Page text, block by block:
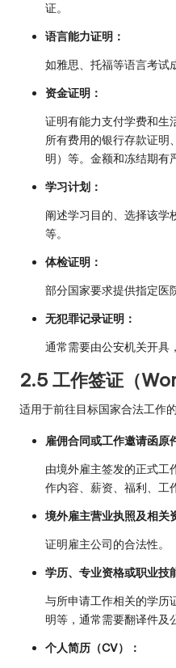
证。
语言能力证明：
如雅思、托福等语言考试
资金证明：
证明有能力支付学费和生
所有费用的银行存款证明
明）等。金额和冻结期有
学习计划：
阐述学习目的、选择该学
等。
体检证明：
部分国家要求提供指定医
无犯罪记录证明：
通常需要由公安机关开具
2.5 工作签证（
适用于前往目标国家合法工作的
雇佣合同或工作邀请函原
由境外雇主签发的正式工
作内容、薪资、福利、工
境外雇主营业执照及相关
证明雇主公司的合法性。
学历、专业资格或职业技
与所申请工作相关的学历
明等，通常需要翻译件及
个人简历（CV）：